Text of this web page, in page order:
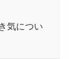
気につい